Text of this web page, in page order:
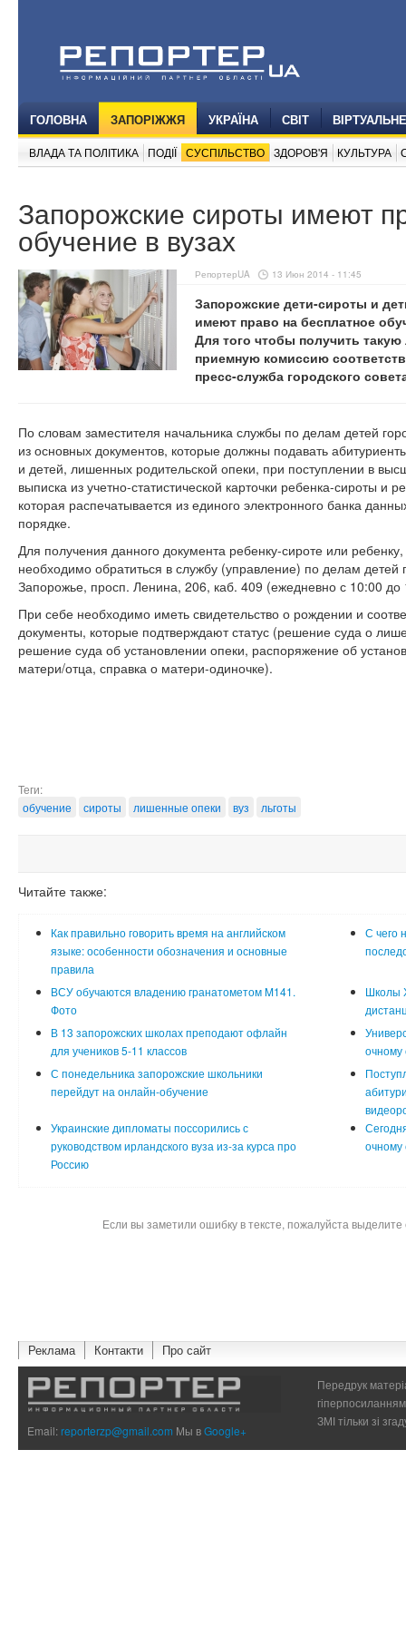
ГОЛОВНА ЗАПОРІЖЖЯ УКРАЇНА СВІТ
ВЛАДА ТА ПОЛІТИКА ПОДІЇ СУСПІЛЬСТВО ЗДОРОВ'Я КУЛЬТУРА
Запорожские сироты имеют
обучение в вузах
РепортерUA 13 Июн 2014 - 11:45
Запорожские дети-сироты и
имеют право на бесплатное
Для того чтобы получить
приемную комиссию
пресс-служба городского
По словам заместителя начальника службы по делам детей
из основных документов, которые должны подавать
и детей, лишенных родительской опеки, при поступлении в
выписка из учетно-статистической карточки ребенка-сироты и
которая распечатывается из единого электронного банка
порядке.
Для получения данного документа ребенку-сироте или
необходимо обратиться в службу (управление) по делам детей
Запорожье, просп. Ленина, 206, каб. 409 (ежедневно с 10:00
При себе необходимо иметь свидетельство о рождении и
документы, которые подтверждают статус (решение суда о
решение суда об установлении опеки, распоряжение об
матери/отца, справка о матери-одиночке).
Теги:
обучение
сироты лишенные опеки вуз льготы
Читайте также:
Как правильно говорить время на английском
языке: особенности обозначения и основные
правила
С чего
ВСУ обучаются владению гранатометом M141.
Фото
Школы
В 13 запорожских школах преподают офлайн
для учеников 5-11 классов
очному
С понедельника запорожские школьники
перейдут на онлайн-обучение
Украинские дипломаты поссорились с
руководством ирландского вуза из-за курса про
Россию
очному
Если вы заметили ошибку в тексте, пожалуйста
Реклама Контакти Про сайт
Email:reporterzp@gmail.com Мы вGoogle+
Передрук
ЗМІ тільки зі